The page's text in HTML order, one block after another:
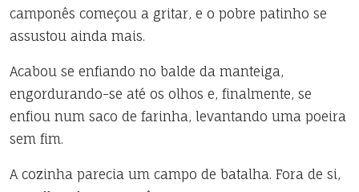
camponês começou a gritar, e o pobre patinho se
assustou ainda mais.
Acabou se enfiando no balde da manteiga,
engordurando-se até os olhos e, finalmente, se
enfiou num saco de farinha, levantando uma poeira
sem fim.
A cozinha parecia um campo de batalha. Fora de si,